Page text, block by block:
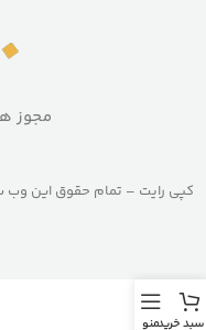
مجوز
کپی رایت – تمام حقوق این وب
سبد خریدمنو